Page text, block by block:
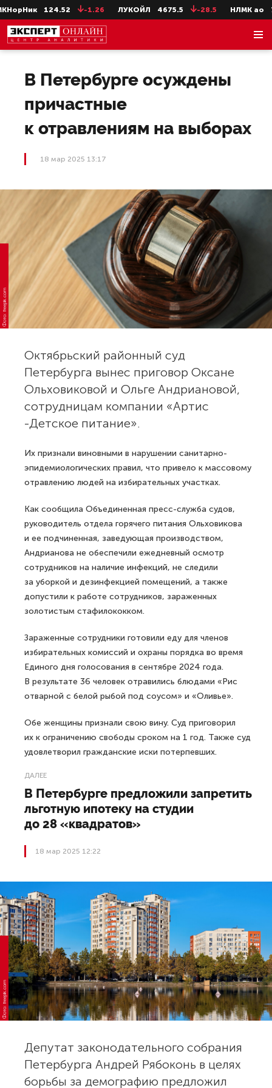
124.52 -1.26 ЛУКОЙЛ 4675.5 -28.5 НЛМК ао
В Петербурге осуждены
причастные
к отравлениям на выборах
18 мар 2025 13:17
Фото: freepik.com
Октябрьский районный суд
Петербурга вынес приговор Оксане
Ольховиковой и Ольге Андриановой,
сотрудницам компании «Артис
-Детское питание».
Их признали виновными в нарушении санитарно-
эпидемиологических правил, что привело к массовому
отравлению людей на избирательных участках.
Как сообщила Объединенная пресс-служба судов,
руководитель отдела горячего питания Ольховикова
и ее подчиненная, заведующая производством,
Андрианова не обеспечили ежедневный осмотр
сотрудников на наличие инфекций, не следили
за уборкой и дезинфекцией помещений, а также
допустили к работе сотрудников, зараженных
золотистым стафилококком.
Зараженные сотрудники готовили еду для членов
избирательных комиссий и охраны порядка во время
Единого дня голосования в сентябре 2024 года.
В результате 36 человек отравились блюдами «Рис
отварной с белой рыбой под соусом» и «Оливье».
Обе женщины признали свою вину. Суд приговорил
их к ограничению свободы сроком на 1 год. Также суд
удовлетворил гражданские иски потерпевших.
ДАЛЕЕ
В Петербурге предложили запретить
льготную ипотеку на студии
до 28 «квадратов»
18 мар 2025 12:22
Фото: freepik.com
Депутат законодательного собрания
Петербурга Андрей Рябоконь в целях
борьбы за демографию предложил